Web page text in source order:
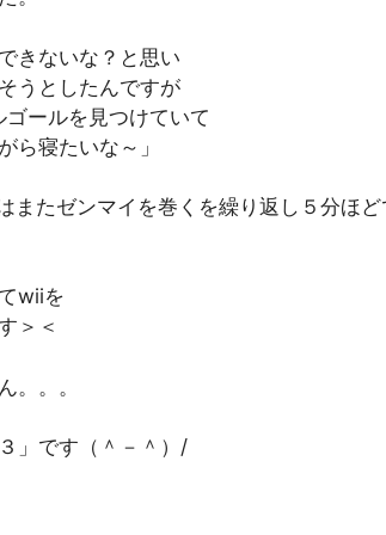
きないな？と思い
うとしたんですが
ールを見つけていて
ら寝たいな～」
またゼンマイを巻くを繰り返し５分ほ
wiiを
＞＜
。。。
」です（＾－＾）/